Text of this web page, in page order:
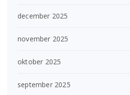
december 2025
november 2025
oktober 2025
september 2025